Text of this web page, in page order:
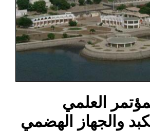
العلمي
والجهاز الهضمي